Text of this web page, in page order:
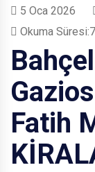
5 Oca 2026
Okuma
Fatih